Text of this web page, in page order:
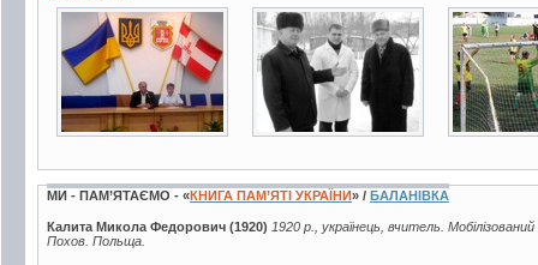
6 фото 2 фото 64 фото
МИ - ПАМ’ЯТАЄМО - «КНИГА ПАМ’ЯТІ УКРАЇНИ» / БАЛАНІВКА
Калита Микола Федорович (1920) 1920 р., українець, вчитель.
Похов. Польща.